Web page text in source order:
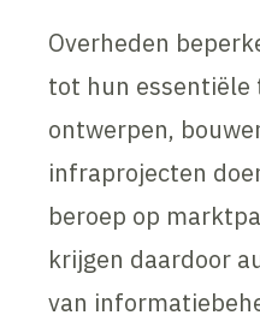
Overheden
tot hun essentiële
ontwerpen,
infraprojecten
beroep op
krijgen daardoor
van